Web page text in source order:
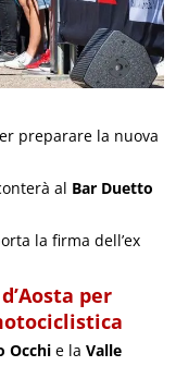
preparare la nuova
al Bar Duetto
la firma dell’ex
per
Occhi e laValle